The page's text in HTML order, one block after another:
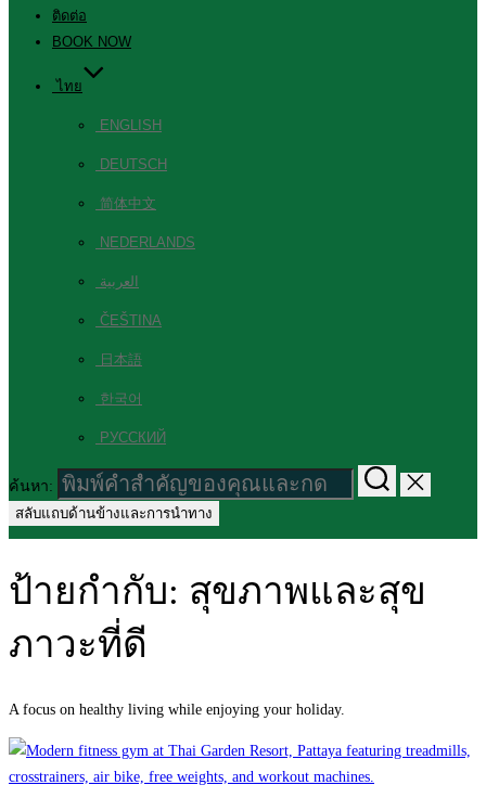
ติดต่อ
BOOK NOW
ไทย
ENGLISH
DEUTSCH
简体中文
NEDERLANDS
العربية
ČEŠTINA
日本語
한국어
РУССКИЙ
ค้นหา:
สลับแถบด้านข้างและการนำทาง
ป้ายกำกับ: สุขภาพและสุข
ภาวะที่ดี
A focus on healthy living while enjoying your holiday.